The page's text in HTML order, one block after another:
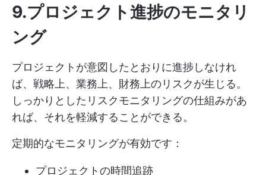
9.プロジェクト進捗のモニタリ
ング
プロジェクトが意図したとおりに進捗しなけれ
ば、戦略上、業務上、財務上のリスクが生じる。
しっかりとしたリスクモニタリングの仕組みがあ
れば、それを軽減することができる。
定期的なモニタリングが有効です：
プロジェクトの時間追跡